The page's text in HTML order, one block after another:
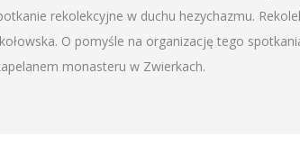
rekolekcyjne w duchu hezychazmu.
O pomyśle na organizację tego
monasteru w Zwierkach.